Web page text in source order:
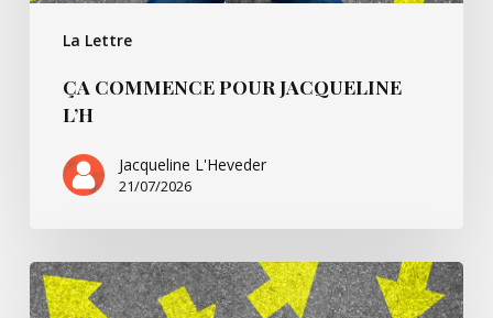
La Lettre
ÇA COMMENCE POUR JACQUELINE
L’H
Jacqueline L'Heveder
21/07/2026
Ça
commence